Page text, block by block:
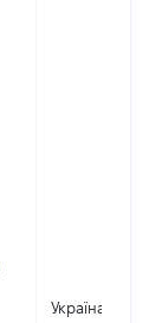
Україна